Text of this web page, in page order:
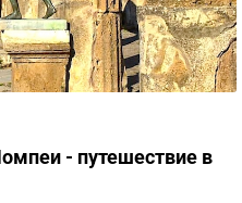
- путешествие в